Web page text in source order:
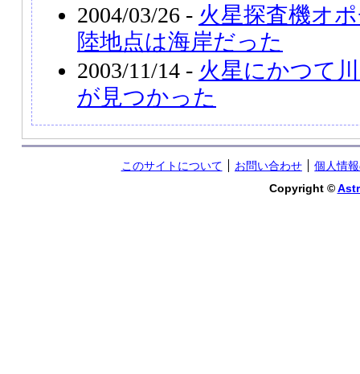
2004/03/26 - 火星探査機オ
陸地点は海岸だった
2003/11/14 - 火星にかつて
が見つかった
このサイトについて お問い合わせ
個人情
Copyright ©